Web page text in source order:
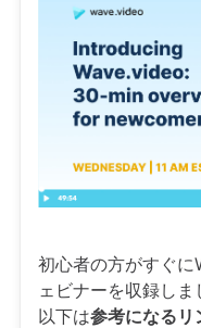
初心者の方がすぐに
ェビナーを収録しま
以下は参考になるリ